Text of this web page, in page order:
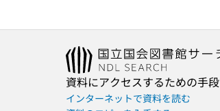
資料にアクセスするための手段
インターネットで資料を読む